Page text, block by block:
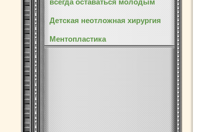
всегда оставаться молодым
Детская неотложная хирургия
Ментопластика